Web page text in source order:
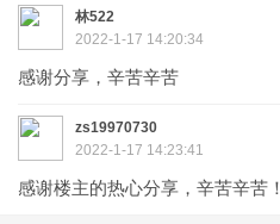
林522
2022-1-17 14:20:34
感谢分享，辛苦辛苦
zs19970730
2022-1-17 14:23:41
感谢楼主的热心分享，辛苦辛苦！